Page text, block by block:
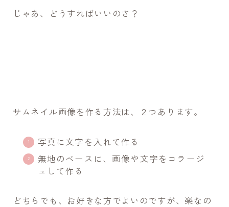
じゃあ、どうすればいいのさ？
サムネイル画像を作る方法は、２つあります。
写真に文字を入れて作る
無地のベースに、画像や文字をコラージ
ュして作る
どちらでも、お好きな方でよいのですが、楽なの